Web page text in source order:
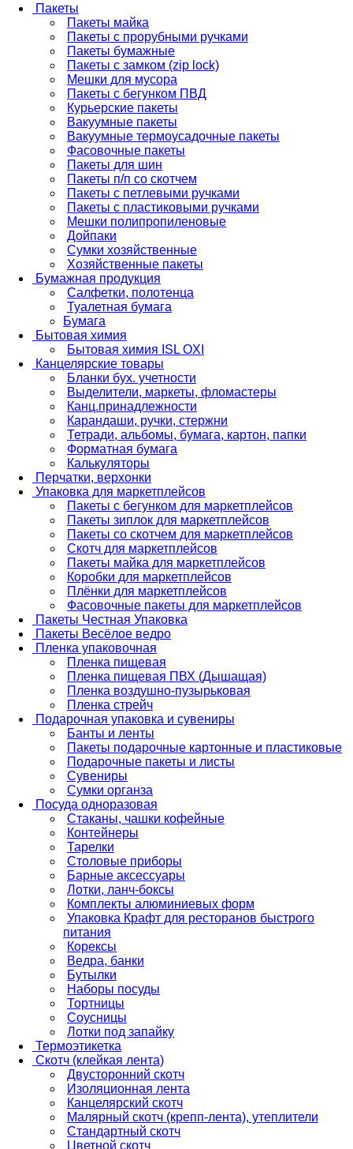
Пакеты
Пакеты майка
Пакеты с прорубными ручками
Пакеты бумажные
Пакеты с замком (zip lock)
Мешки для мусора
Пакеты с бегунком ПВД
Курьерские пакеты
Вакуумные пакеты
Вакуумные термоусадочные пакеты
Фасовочные пакеты
Пакеты для шин
Пакеты п/п со скотчем
Пакеты с петлевыми ручками
Пакеты с пластиковыми ручками
Мешки полипропиленовые
Дойпаки
Сумки хозяйственные
Хозяйственные пакеты
Бумажная продукция
Салфетки, полотенца
Туалетная бумага
Бумага
Бытовая химия
Бытовая химия ISL OXI
Канцелярские товары
Бланки бух. учетности
Выделители, маркеты, фломастеры
Канц.принадлежности
Карандаши, ручки, стержни
Тетради, альбомы, бумага, картон, папки
Форматная бумага
Калькуляторы
Перчатки, верхонки
Упаковка для маркетплейсов
Пакеты с бегунком для маркетплейсов
Пакеты зиплок для маркетплейсов
Пакеты со скотчем для маркетплейсов
Скотч для маркетплейсов
Пакеты майка для маркетплейсов
Коробки для маркетплейсов
Плёнки для маркетплейсов
Фасовочные пакеты для маркетплейсов
Пакеты Честная Упаковка
Пакеты Весёлое ведро
Пленка упаковочная
Пленка пищевая
Пленка пищевая ПВХ (Дышащая)
Пленка воздушно-пузырьковая
Пленка стрейч
Подарочная упаковка и сувениры
Банты и ленты
Пакеты подарочные картонные и пластиковые
Подарочные пакеты и листы
Сувениры
Сумки органза
Посуда одноразовая
Стаканы, чашки кофейные
Контейнеры
Тарелки
Столовые приборы
Барные аксессуары
Лотки, ланч-боксы
Комплекты алюминиевых форм
Упаковка Крафт для ресторанов быстрого
питания
Корексы
Ведра, банки
Бутылки
Наборы посуды
Тортницы
Соусницы
Лотки под запайку
Термоэтикетка
Скотч (клейкая лента)
Двусторонний скотч
Изоляционная лента
Канцелярский скотч
Малярный скотч (крепп-лента), утеплители
Стандартный скотч
Цветной скотч